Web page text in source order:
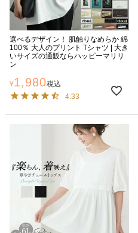
選べるデザイン！ 肌触りなめらか 綿
100％ 大人のプリント Tシャツ | 大き
いサイズの通販ならハッピーマリリ
ン
¥1,980税込
4.33